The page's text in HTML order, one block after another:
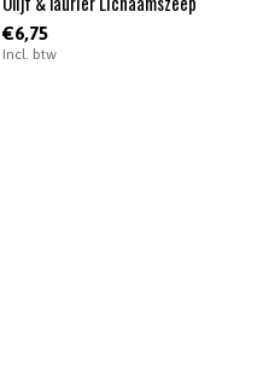
€6,75
Incl. btw